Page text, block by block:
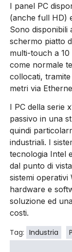
I panel PC
(anche full HD)
Sono
schermo piatto
multi-touch a
come normale
collocati,
metri via
I PC della serie
passivo in una
quindi
industriali. I
tecnologia Intel
dal punto di
sistemi operativi
hardware e
soluzione ed
costi.
Tag: Industria